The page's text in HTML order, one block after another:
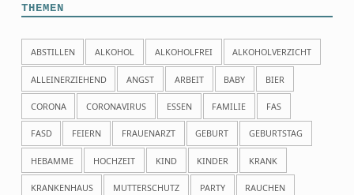
THEMEN
ABSTILLEN ALKOHOL ALKOHOLFREI ALKOHOLVERZICHT
ALLEINERZIEHEND ANGST ARBEIT BABY BIER
CORONA CORONAVIRUS ESSEN FAMILIE FAS
FASD FEIERN FRAUENARZT GEBURT GEBURTSTAG
HEBAMME HOCHZEIT KIND KINDER KRANK
KRANKENHAUS MUTTERSCHUTZ PARTY RAUCHEN